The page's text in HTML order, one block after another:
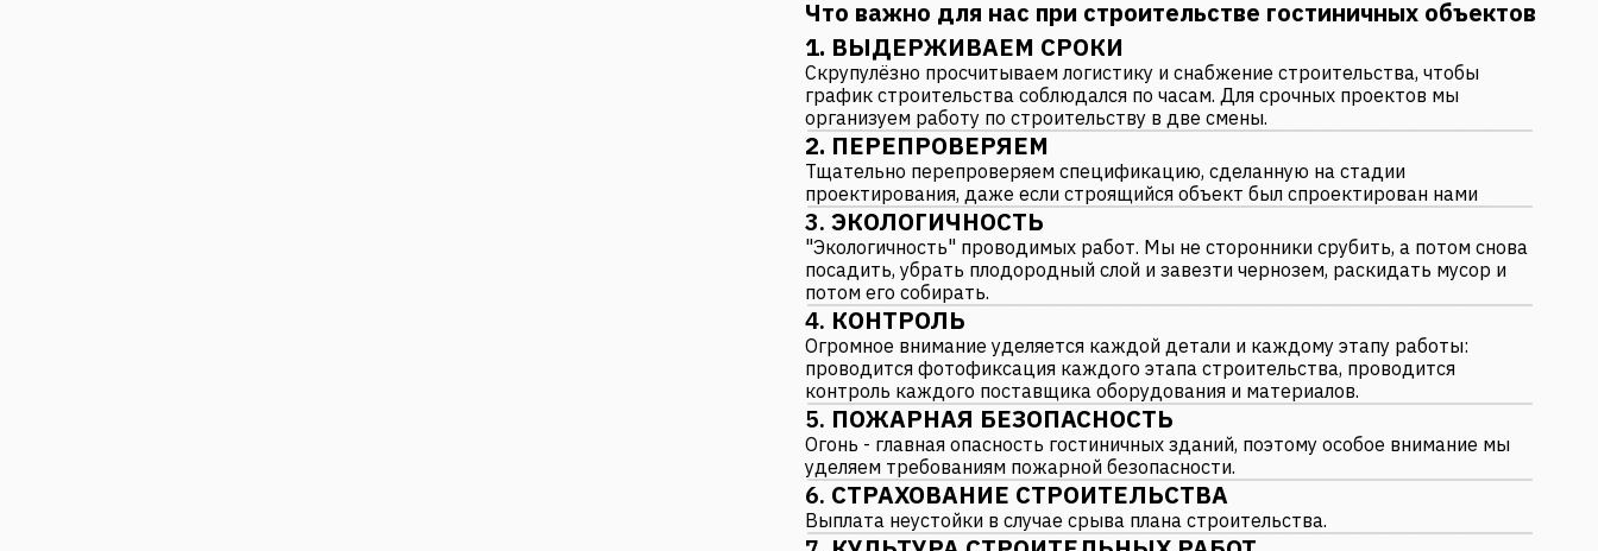
Что важно для нас при строительстве гостиничных объектов
1. ВЫДЕРЖИВАЕМ СРОКИ
Скрупулёзно просчитываем логистику и снабжение строительства, чтобы
график строительства соблюдался по часам. Для срочных проектов мы
организуем работу по строительству в две смены.
2. ПЕРЕПРОВЕРЯЕМ
Тщательно перепроверяем спецификацию, сделанную на стадии
проектирования, даже если строящийся объект был спроектирован нами
3. ЭКОЛОГИЧНОСТЬ
"Экологичность" проводимых работ. Мы не сторонники срубить, а потом снова
посадить, убрать плодородный слой и завезти чернозем, раскидать мусор и
потом его собирать.
4. КОНТРОЛЬ
Огромное внимание уделяется каждой детали и каждому этапу работы:
проводится фотофиксация каждого этапа строительства, проводится
контроль каждого поставщика оборудования и материалов.
5. ПОЖАРНАЯ БЕЗОПАСНОСТЬ
Огонь - главная опасность гостиничных зданий, поэтому особое внимание мы
уделяем требованиям пожарной безопасности.
6. СТРАХОВАНИЕ СТРОИТЕЛЬСТВА
Выплата неустойки в случае срыва плана строительства.